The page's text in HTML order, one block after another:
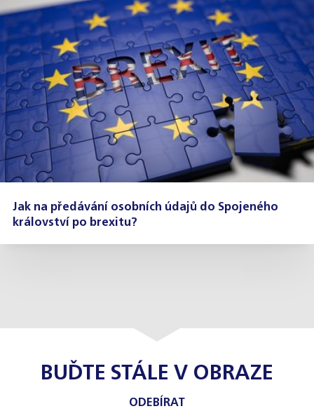
Jak na předávání osobních údajů do Spojeného
království po brexitu?
BUĎTE STÁLE V OBRAZE
ODEBÍRAT